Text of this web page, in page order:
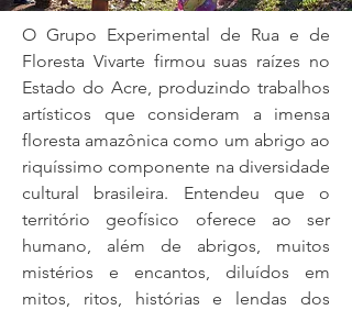
O Grupo Experimental de Rua e de
Floresta Vivarte firmou suas raízes no
Estado do Acre, produzindo trabalhos
artísticos que consideram a imensa
floresta amazônica como um abrigo ao
riquíssimo componente na diversidade
cultural brasileira. Entendeu que o
território geofísico oferece ao ser
humano, além de abrigos, muitos
mistérios e encantos, diluídos em
mitos, ritos, histórias e lendas dos